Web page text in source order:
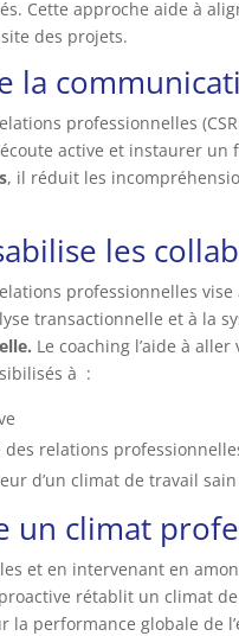
Cette approche aide à
des projets.
la
professionnelles
active et instaurer un
, il réduit les
les
professionnelles
transactionnelle et à la
Le coaching l’aide à
à :
relations
d’un climat de travail
un climat
et en intervenant en
rétablit un climat
performance globale de